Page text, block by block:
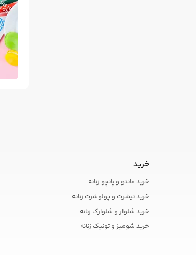
خرید
خرید مانتو و پانچو زنانه
خرید تیشرت و پولوشرت زنانه
خرید شلوار و شلوارک زنانه
خرید شومیز و تونیک زنانه